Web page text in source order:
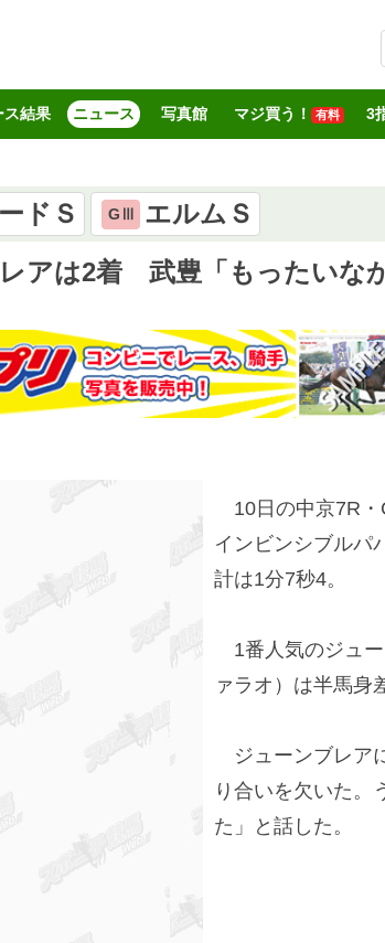
ス結果 ニュース 写真館 マジ買う！ 有料 3
ドＳ GⅢ
エルムＳ
アは2着 武豊「もったいな
10日の中京7R・
インビンシブルパ
計は1分7秒4。
1番人気のジュー
ァラオ）は半馬身
ジューンブレア
り合いを欠いた。
た」と話した。